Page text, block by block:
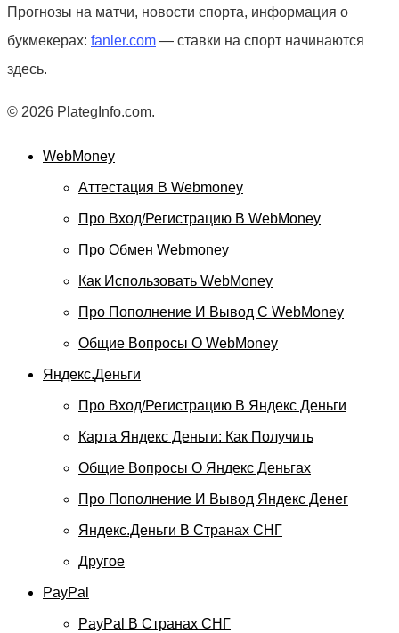
Прогнозы на матчи, новости спорта, информация о
букмекерах: fanler.com — ставки на спорт начинаются
здесь.
© 2026 PlategInfo.com.
WebMoney
Аттестация В Webmoney
Про Вход/регистрацию В WebMoney
Про Обмен Webmoney
Как Использовать WebMoney
Про Пополнение И Вывод С WebMoney
Общие Вопросы О WebMoney
Яндекс.Деньги
Про Вход/регистрацию В Яндекс Деньги
Карта Яндекс Деньги: Как Получить
Общие Вопросы О Яндекс Деньгах
Про Пополнение И Вывод Яндекс Денег
Яндекс.Деньги В Странах СНГ
Другое
PayPal
PayPal В Странах СНГ